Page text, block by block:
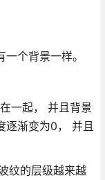
个背景一样。
一起， 并且背景
逐渐变为0， 并且
纹的层级越来越